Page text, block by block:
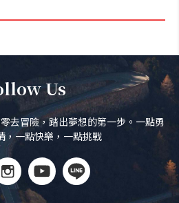
Us
去冒險，踏出夢想的第一步。一點勇
，一點快樂，一點挑戰